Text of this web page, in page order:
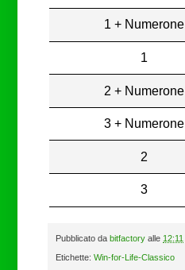
1 + Numerone
1
2 + Numerone
3 + Numerone
2
3
Pubblicato da bitfactory alle 12:11
Etichette: Win-for-Life-Classico